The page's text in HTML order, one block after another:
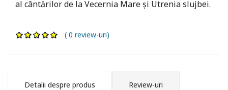
al cântărilor de la Vecernia Mare și Utrenia slujbei.
( 0 review-uri)
Detalii despre produs Review-uri